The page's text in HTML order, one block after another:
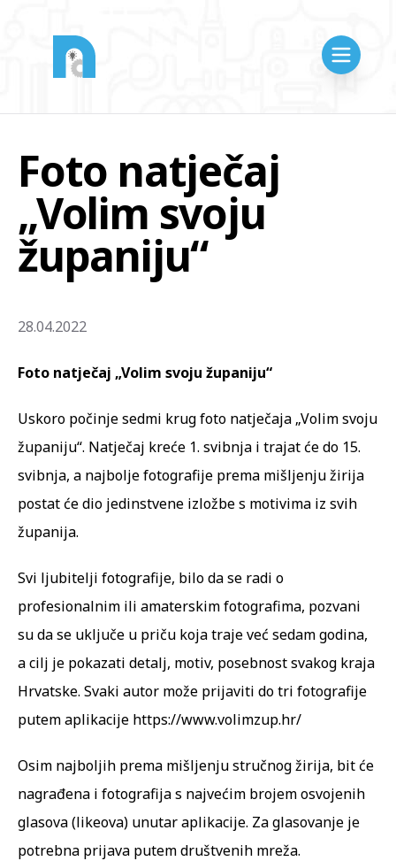
Foto natječaj
„Volim svoju
županiju“
28.04.2022
Foto natječaj „Volim svoju županiju“
Uskoro počinje sedmi krug foto natječaja „Volim svoju
županiju“. Natječaj kreće 1. svibnja i trajat će do 15.
svibnja, a najbolje fotografije prema mišljenju žirija
postat će dio jedinstvene izložbe s motivima iz svih
županija.
Svi ljubitelji fotografije, bilo da se radi o
profesionalnim ili amaterskim fotografima, pozvani
su da se uključe u priču koja traje već sedam godina,
a cilj je pokazati detalj, motiv, posebnost svakog kraja
Hrvatske. Svaki autor može prijaviti do tri fotografije
putem aplikacije https://www.volimzup.hr/
Osim najboljih prema mišljenju stručnog žirija, bit će
nagrađena i fotografija s najvećim brojem osvojenih
glasova (likeova) unutar aplikacije. Za glasovanje je
potrebna prijava putem društvenih mreža.